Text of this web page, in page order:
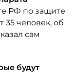
РФ по защите
35 человек, об
сам
будут